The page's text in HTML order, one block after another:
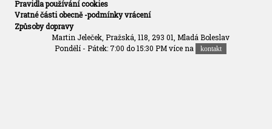
Pravidla používání cookies
Vratné části obecně -podmínky vrácení
Způsoby dopravy
Martin Jeleček, Pražská, 118, 293 01, Mladá Boleslav
Pondělí - Pátek: 7:00 do 15:30 PM více na
kontakt